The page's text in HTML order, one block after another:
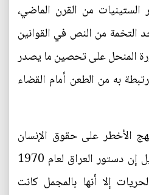
الستينيات من القرن الماضي،
التخمة من النص في القوانين
المنحل على تحصين ما يصدر
به من الطعن أمام القضاء
الأخطر على حقوق الإنسان
وحرياته في العراق والدليل إن دستور العراق لعام 1970
إلا أنها بالمجمل كانت